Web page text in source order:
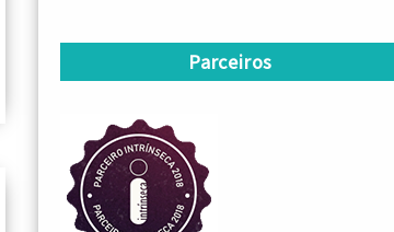
Parceiros